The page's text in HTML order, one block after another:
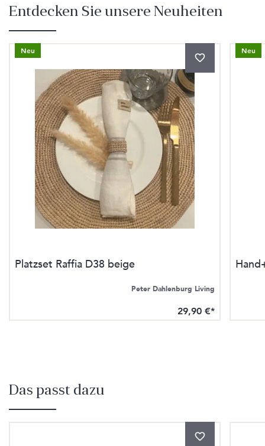
Produktgalerie überspringen
Entdecken Sie unsere Neuheiten
Neu
Platzset Raffia D38 beige
Peter Dahlenburg Living
29,90 €*
Neu
Produktgalerie überspringen
Das passt dazu